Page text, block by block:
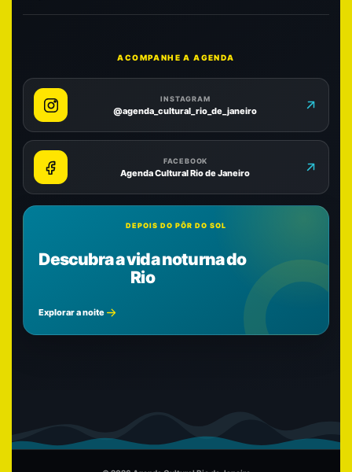
ACOMPANHE A AGENDA
INSTAGRAM
@agenda_cultural_rio_de_janeiro
FACEBOOK
Agenda Cultural Rio de Janeiro
DEPOIS DO PÔR DO SOL
Descubra a vida noturna do
Rio
Explorar a noite